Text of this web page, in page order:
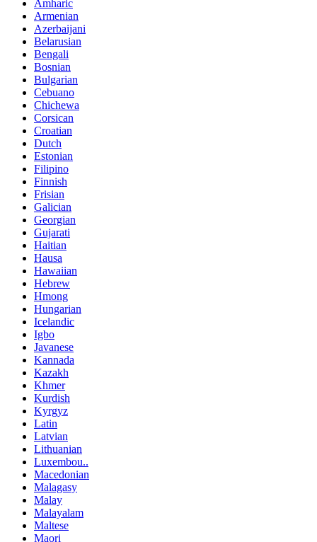
Amharic
Armenian
Azerbaijani
Belarusian
Bengali
Bosnian
Bulgarian
Cebuano
Chichewa
Corsican
Croatian
Dutch
Estonian
Filipino
Finnish
Frisian
Galician
Georgian
Gujarati
Haitian
Hausa
Hawaiian
Hebrew
Hmong
Hungarian
Icelandic
Igbo
Javanese
Kannada
Kazakh
Khmer
Kurdish
Kyrgyz
Latin
Latvian
Lithuanian
Luxembou..
Macedonian
Malagasy
Malay
Malayalam
Maltese
Maori